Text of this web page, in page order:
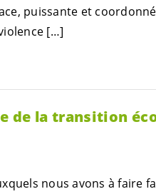
puissante et
[…]
de la transition
nous avons à faire